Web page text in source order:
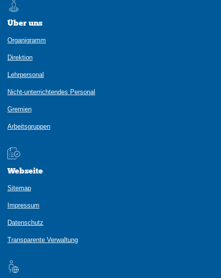
Über uns
Organigramm
Direktion
Lehrpersonal
Nicht-unterrichtendes Personal
Gremien
Arbeitsgruppen
Webseite
Sitemap
Impressum
Datenschutz
Transparente Verwaltung